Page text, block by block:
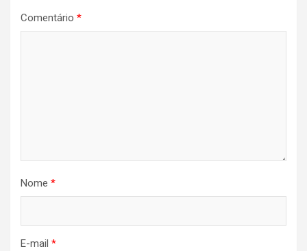
Comentário *
Nome *
E-mail *